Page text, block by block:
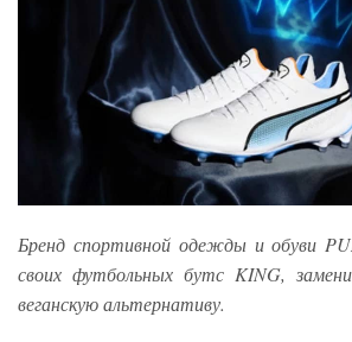
Бренд спортивной одежды и обуви
своих футбольных бутс KING,
веганскую альтернативу.